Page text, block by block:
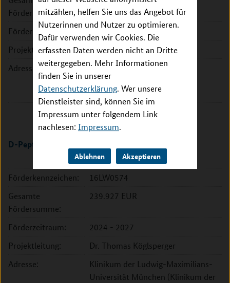
mitzählen, helfen Sie uns das Angebot für
Nutzerinnen und Nutzer zu optimieren.
Dafür verwenden wir Cookies. Die
erfassten Daten werden nicht an Dritte
weitergegeben. Mehr Informationen
finden Sie in unserer
Datenschutzerklärung. Wer unsere
Dienstleister sind, können Sie im
Impressum unter folgendem Link
nachlesen: Impressum.
Ablehnen Akzeptieren
Fördersumme:
Förderzeitraum:
2024 - 2027
Projektleitung:
Dr. Antje Willuweit
Adresse:
Priavoid GmbH
Merowinger Platz 1A
40225 Düsseldorf
D-Peptide bei Morbus Parkinson
Förderkennzeichen:
16LW0574
Gesamte
Fördersumme:
239.927 EUR
Förderzeitraum:
2024 - 2027
Projektleitung:
Dr. Thomas Köglsperger
Adresse:
Klinikum der Ludwig-Maximilians-
Universität München (Klinikum der